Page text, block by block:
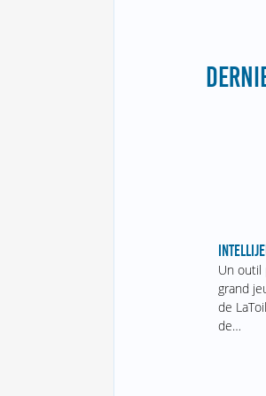
Un outil
grand
de
de…